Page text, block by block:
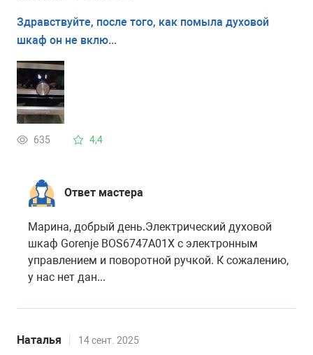
Здравствуйте, после того, как помыла духовой
шкаф он не вклю...
635 4,4
Ответ мастера
Марина, добрый день.Электрический духовой
шкаф Gorenje BOS6747A01X с электронным
управлением и поворотной ручкой. К сожалению,
у нас нет дан...
Наталья 14 сент. 2025